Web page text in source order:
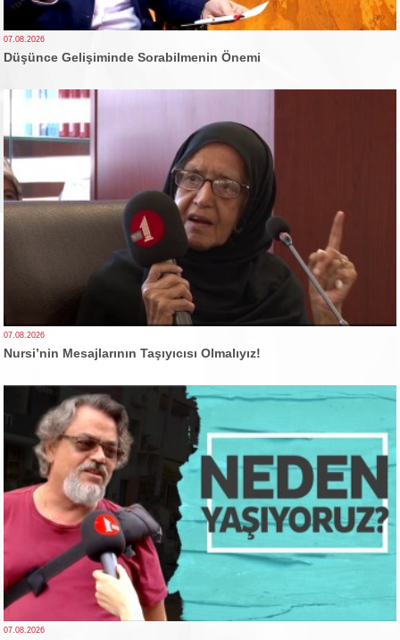
07.08.2026
Düşünce Gelişiminde Sorabilmenin Önemi
07.08.2026
Nursi’nin Mesajlarının Taşıyıcısı Olmalıyız!
07.08.2026